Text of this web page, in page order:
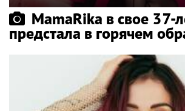
MamaRika в свое 37-
предстала в горячем